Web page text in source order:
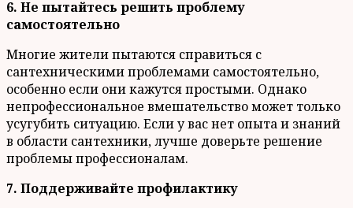
6. Не пытайтесь решить проблему
самостоятельно
Многие жители пытаются справиться с
сантехническими проблемами самостоятельно,
особенно если они кажутся простыми. Однако
непрофессиональное вмешательство может только
усугубить ситуацию. Если у вас нет опыта и знаний
в области сантехники, лучше доверьте решение
проблемы профессионалам.
7. Поддерживайте профилактику